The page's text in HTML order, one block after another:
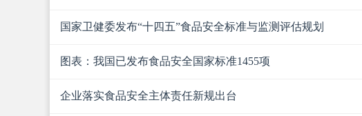
国家卫健委发布“十四五”食品安全标准与监测评估规划
图表：我国已发布食品安全国家标准1455项
企业落实食品安全主体责任新规出台